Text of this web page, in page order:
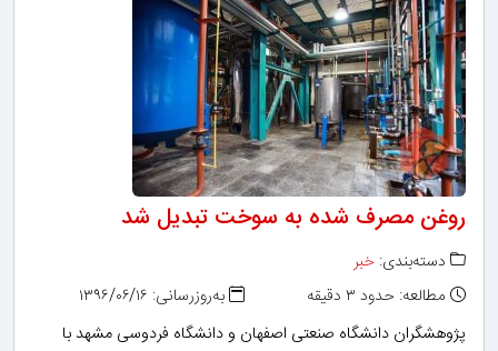
روغن مصرف شده به سوخت تبدیل شد
دسته‌بندی: خبر
مطالعه: حدود ۳ دقیقه
به‌روزرسانی: ۱۳۹۶/۰۶/۱۶
پژوهشگران دانشگاه صنعتی اصفهان و دانشگاه فردوسی مشهد با